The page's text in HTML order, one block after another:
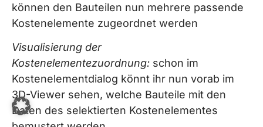
können den Bauteilen nun mehrere passende
Kostenelemente zugeordnet werden
Visualisierung der
Kostenelementezuordnung: schon im
Kostenelementdialog könnt ihr nun vorab im
3D-Viewer sehen, welche Bauteile mit den
Daten des selektierten Kostenelementes